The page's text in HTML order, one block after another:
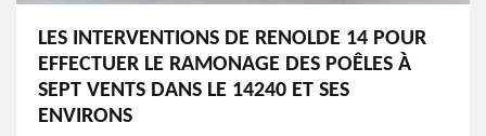
LES INTERVENTIONS DE RENOLDE 14 POUR
EFFECTUER LE RAMONAGE DES POÊLES À
SEPT VENTS DANS LE 14240 ET SES
ENVIRONS